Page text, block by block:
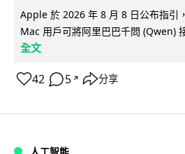
Apple 於 2026 年 8 月 8 日公布指引
Mac 用戶可將阿里巴巴千問 (Qwen)
全文
42 5 ↗ 分享
人工智能